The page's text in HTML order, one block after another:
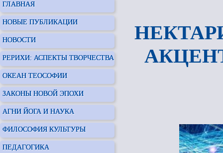
ГЛАВНАЯ
НОВЫЕ ПУБЛИКАЦИИ
НОВОСТИ
РЕРИХИ: АСПЕКТЫ ТВОРЧЕСТВА
ОКЕАН ТЕОСОФИИ
ЗАКОНЫ НОВОЙ ЭПОХИ
АГНИ ЙОГА И НАУКА
ФИЛОСОФИЯ КУЛЬТУРЫ
ПЕДАГОГИКА